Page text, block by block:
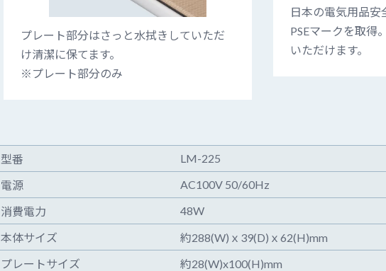
プレート部分はさっと水拭きしていただ
け清潔に保てます。
※プレート部分のみ
日本の電気用品安
PSEマークを取得
いただけます。
型番
LM-225
電源
AC100V 50/60Hz
消費電力
48W
本体サイズ
約288(W)ｘ39(D)ｘ62(H)mm
プレートサイズ
約28(W)x100(H)mm